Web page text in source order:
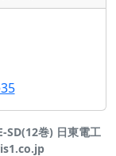
SD(12巻) 日東電工